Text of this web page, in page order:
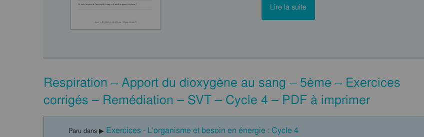
Lire la suite
Respiration – Apport du dioxygène au sang – 5ème – Exercices
corrigés – Remédiation – SVT – Cycle 4 – PDF à imprimer
Paru dans ▶ Exercices - L'organisme et besoin en énergie : Cycle 4